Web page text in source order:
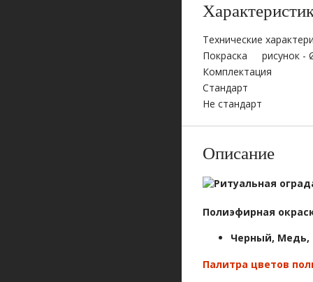
Технические
рисунок -
Покраска
Комплектация
Стандарт
Не стандарт
Описание
Полиэфирная
Черный, Медь,
Палитра цветов